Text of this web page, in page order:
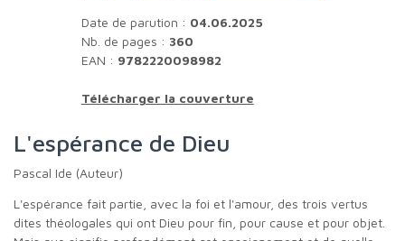
Date de parution : 04.06.2025
Nb. de pages : 360
EAN : 9782220098982
Télécharger la couverture
L'espérance de Dieu
Pascal Ide (Auteur)
L'espérance fait partie, avec la foi et l'amour, des trois vertus
dites théologales qui ont Dieu pour fin, pour cause et pour objet.